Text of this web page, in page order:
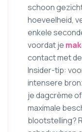
schoon
hoeveelheid,
enkele
voordat je
contact met
Insider-tip:
intensere
je dagcrème of
maximale
blootstelling?